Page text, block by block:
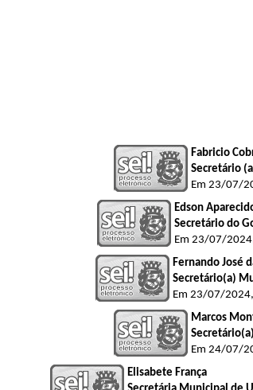
Fabricio
Secretário
Em 23/07/
Edson
Secretário do
Em 23/07/
Fernando José
Secretário(a)
Em 23/07/
Marcos
Secretário(a)
Em 24/07/
Elisabete França